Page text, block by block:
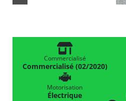
Commercialisé
Commercialisé (02/2020)
Motorisation
Électrique